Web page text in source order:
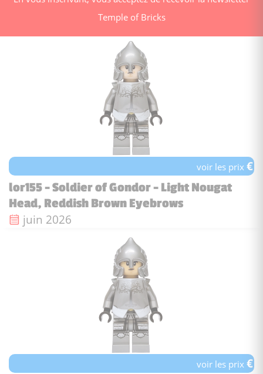
Temple of Bricks
voir les prix€
lor155 - Soldier of Gondor - Light Nougat
Head, Reddish Brown Eyebrows
Date de sortie :
juin 2026
voir les prix€